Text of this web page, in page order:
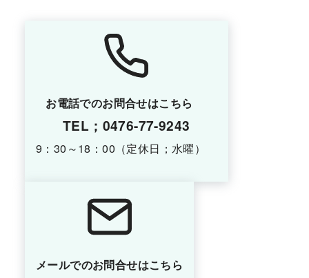
お電話でのお問合せはこちら
TEL；0476-77-9243
9：30～18：00（定休日；水曜）
メールでのお問合せはこちら